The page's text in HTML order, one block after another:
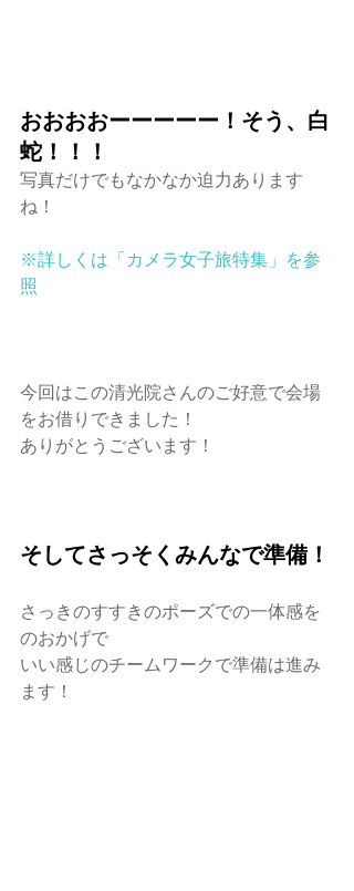
おおおおーーーーー！そう、白
蛇！！！
写真だけでもなかなか迫力あります
ね！
※詳しくは「カメラ女子旅特集」を参
照
今回はこの清光院さんのご好意で会場
をお借りできました！
ありがとうございます！
そしてさっそくみんなで準備！
さっきのすすきのポーズでの一体感を
のおかげで
いい感じのチームワークで準備は進み
ます！